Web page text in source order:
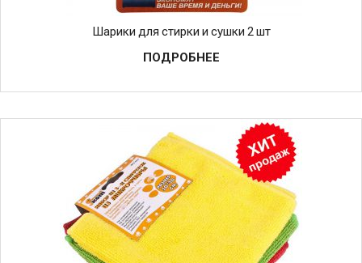
Шарики для стирки и сушки 2 шт
ПОДРОБНЕЕ